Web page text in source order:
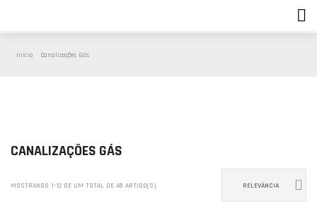
Início Canalizações Gás
CANALIZAÇÕES GÁS
MOSTRANDO 1-12 DE UM TOTAL DE 48 ARTIGO(S) RELEVÂNCIA 